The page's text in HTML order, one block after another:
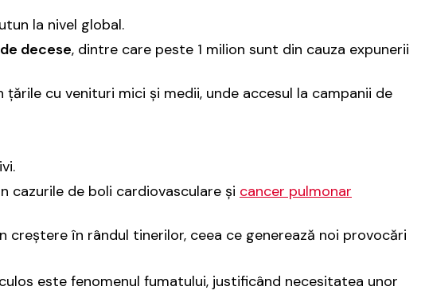
la nivel global.
decese, dintre care peste 1 milion sunt din cauza expunerii
cu venituri mici și medii, unde accesul la campanii de
cazurile de boli cardiovasculare și cancer pulmonar
în rândul tinerilor, ceea ce generează noi provocări
este fenomenul fumatului, justificând necesitatea unor